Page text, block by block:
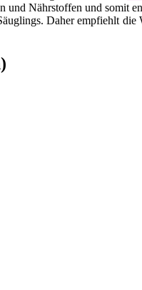
Nährstoffen und somit
Daher empfiehlt